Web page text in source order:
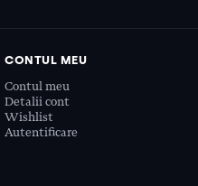
CONTUL MEU
Contul meu
Detalii cont
Wishlist
Autentificare